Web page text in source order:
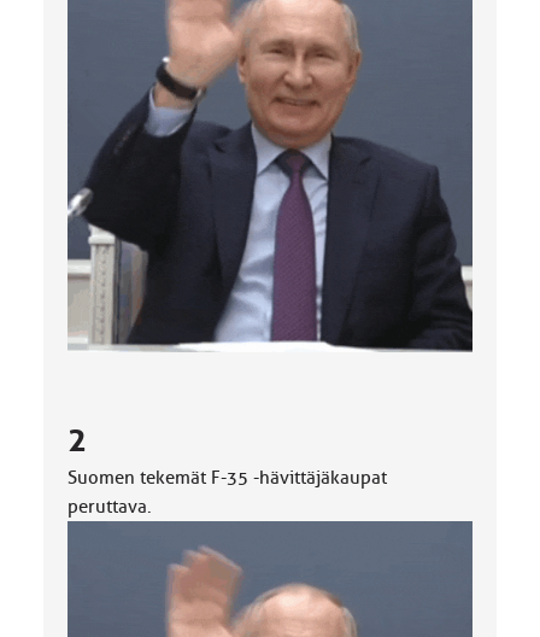
2
Suomen tekemät F-35 -hävittäjäkaupat
peruttava.